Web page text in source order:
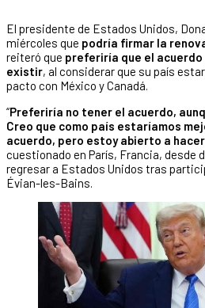
El presidente de Estados Unidos,
miércoles que podría firmar la
reiteró que preferiría que el
existir, al considerar que su país
pacto con México y Canadá.
“Preferiría no tener el acuerdo,
Creo que como país estaríamos
acuerdo, pero estoy abierto a
cuestionado en París, Francia, desde
regresar a Estados Unidos tras
Évian-les-Bains.